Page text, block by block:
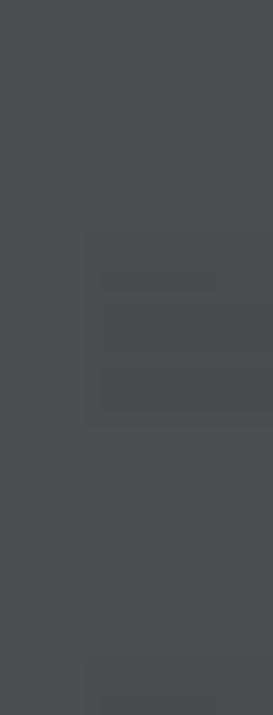
Dieses Cat 8
nur ein hochwertiges